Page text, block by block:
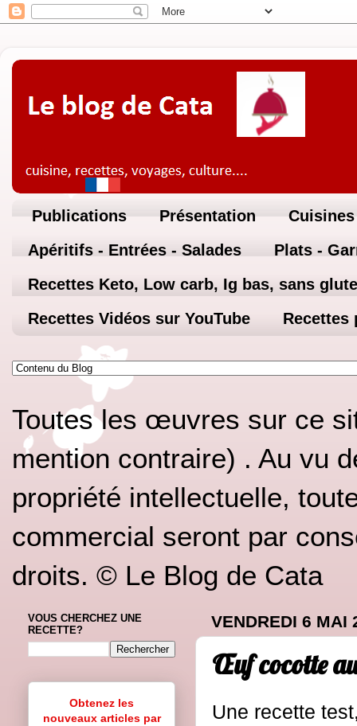
Publications Présentation
Apéritifs - Entrées - Salades
Plats -
Recettes Keto, Low carb, Ig bas, sans
Recettes Vidéos sur YouTube
Recettes
Toutes les œuvres sur ce
mention contraire) . Au vu
propriété intellectuelle,
commercial seront par
droits. © Le Blog de Cata
VENDREDI 6 MAI
Œuf cocotte
Une recette
VOUS CHERCHEZ UNE
RECETTE?
Obtenez les
nouveaux articles par